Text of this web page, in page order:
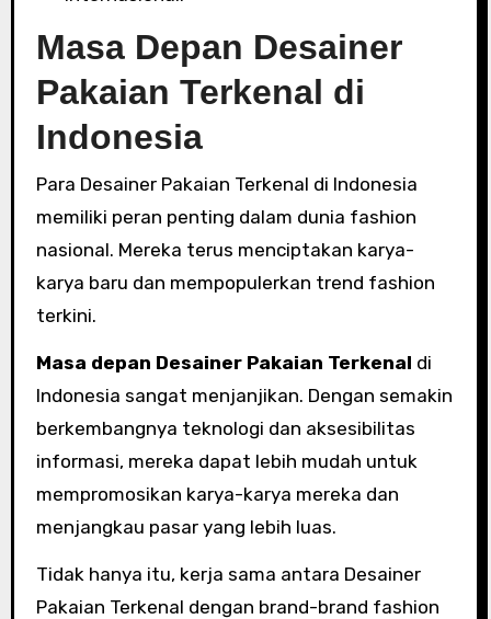
Masa Depan Desainer
Pakaian Terkenal di
Indonesia
Para Desainer Pakaian Terkenal di Indonesia
memiliki peran penting dalam dunia fashion
nasional. Mereka terus menciptakan karya-
karya baru dan mempopulerkan trend fashion
terkini.
Masa depan Desainer Pakaian Terkenal di
Indonesia sangat menjanjikan. Dengan semakin
berkembangnya teknologi dan aksesibilitas
informasi, mereka dapat lebih mudah untuk
mempromosikan karya-karya mereka dan
menjangkau pasar yang lebih luas.
Tidak hanya itu, kerja sama antara Desainer
Pakaian Terkenal dengan brand-brand fashion